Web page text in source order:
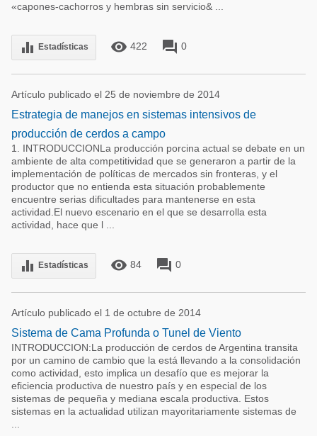
«capones-cachorros y hembras sin servicio& ...
equalizer Estadísticas remove_red_eye 422 forum 0
Artículo publicado el 25 de noviembre de 2014
Estrategia de manejos en sistemas intensivos de
producción de cerdos a campo
1. INTRODUCCIONLa producción porcina actual se debate en un
ambiente de alta competitividad que se generaron a partir de la
implementación de políticas de mercados sin fronteras, y el
productor que no entienda esta situación probablemente
encuentre serias dificultades para mantenerse en esta
actividad.El nuevo escenario en el que se desarrolla esta
actividad, hace que l ...
equalizer Estadísticas remove_red_eye 84 forum 0
Artículo publicado el 1 de octubre de 2014
Sistema de Cama Profunda o Tunel de Viento
INTRODUCCION:La producción de cerdos de Argentina transita
por un camino de cambio que la está llevando a la consolidación
como actividad, esto implica un desafío que es mejorar la
eficiencia productiva de nuestro país y en especial de los
sistemas de pequeña y mediana escala productiva. Estos
sistemas en la actualidad utilizan mayoritariamente sistemas de